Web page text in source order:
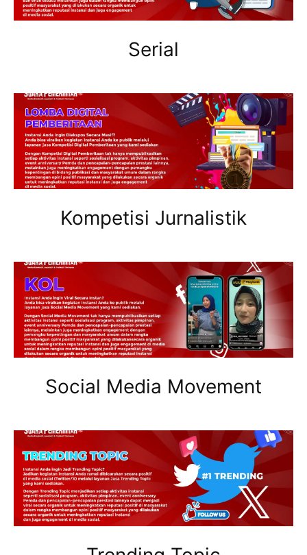
Serial
Kompetisi Jurnalistik
Social Media Movement